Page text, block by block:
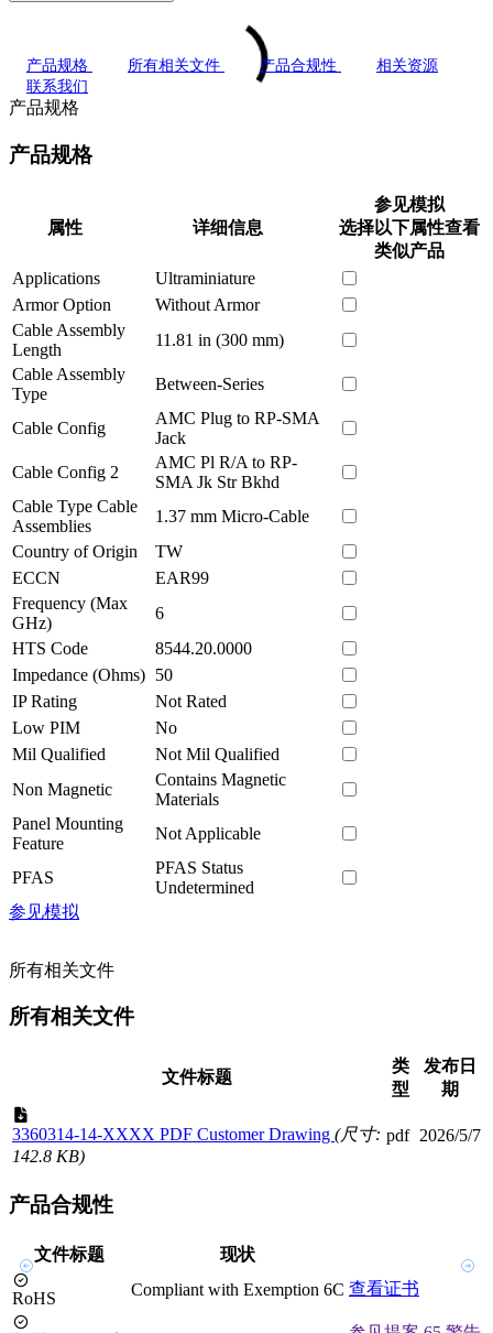
产品规格 所有相关文件 产品合规性
相关资源
联系我们
产品规格
产品规格
属性 详细信息
参见模拟
选择以下属性查看
类似产品
Applications
Ultraminiature
Armor Option
Without Armor
Cable Assembly
Length
11.81 in (300 mm)
Cable Assembly
Type
Between-Series
Cable Config
AMC Plug to RP-SMA
Jack
Cable Config 2
AMC Pl R/A to RP-
SMA Jk Str Bkhd
Cable Type Cable
Assemblies
1.37 mm Micro-Cable
Country of Origin
TW
ECCN
EAR99
Frequency (Max
GHz)
6
HTS Code
8544.20.0000
Impedance (Ohms) 50
IP Rating
Not Rated
Low PIM
No
Mil Qualified
Not Mil Qualified
Non Magnetic
Contains Magnetic
Materials
Panel Mounting
Feature
Not Applicable
PFAS
PFAS Status
Undetermined
参见模拟
所有相关文件
所有相关文件
文件标题
类
型
发布日
期
3360314-14-XXXX PDF Customer Drawing (尺寸:
142.8 KB)
pdf 2026/5/7
产品合规性
文件标题 现状
RoHS Compliant with Exemption 6C 查看证书